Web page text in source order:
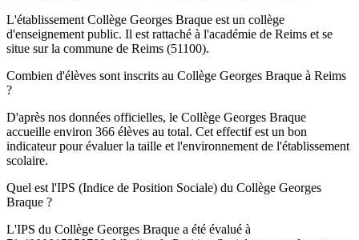
L'établissement Collège Georges Braque est un collège
d'enseignement public. Il est rattaché à l'académie de Reims et se
situe sur la commune de Reims (51100).
Combien d'élèves sont inscrits au Collège Georges Braque à Reims
?
D'après nos données officielles, le Collège Georges Braque
accueille environ 366 élèves au total. Cet effectif est un bon
indicateur pour évaluer la taille et l'environnement de l'établissement
scolaire.
Quel est l'IPS (Indice de Position Sociale) du Collège Georges
Braque ?
L'IPS du Collège Georges Braque a été évalué à